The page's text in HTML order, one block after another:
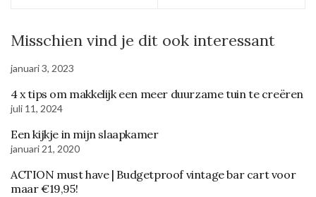
Misschien vind je dit ook interessant
januari 3, 2023
4 x tips om makkelijk een meer duurzame tuin te creëren
juli 11, 2024
Een kijkje in mijn slaapkamer
januari 21, 2020
ACTION must have | Budgetproof vintage bar cart voor
maar €19,95!